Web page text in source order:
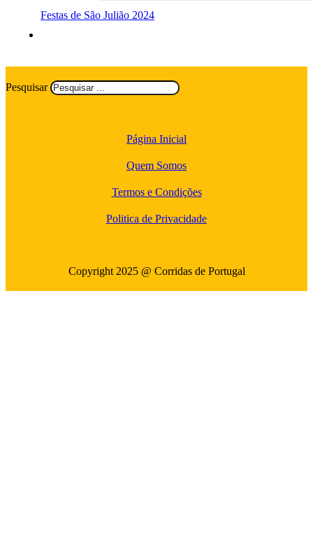
Festas de São Julião 2024
Pesquisar
Página Inicial
Quem Somos
Termos e Condições
Politica de Privacidade
Copyright 2025 @ Corridas de Portugal